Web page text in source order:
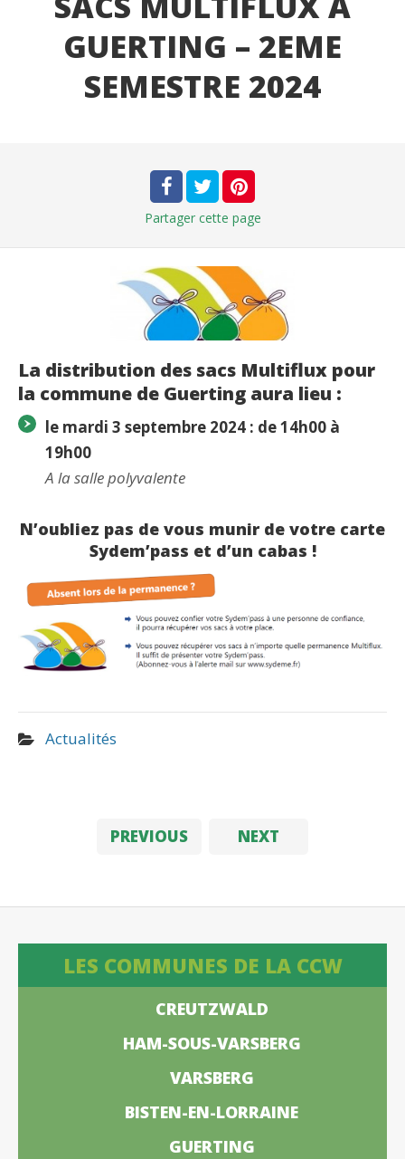
GUERTING – 2EME
SEMESTRE 2024
Partager cette page
La distribution des sacs Multiflux pour
la commune de Guerting aura lieu :
le mardi 3 septembre 2024 : de 14h00 à
19h00
A la salle polyvalente
N’oubliez pas de vous munir de votre carte
Sydem’pass et d’un cabas !
Actualités
PREVIOUS NEXT
LES COMMUNES DE LA CCW
CREUTZWALD
HAM-SOUS-VARSBERG
VARSBERG
BISTEN-EN-LORRAINE
GUERTING